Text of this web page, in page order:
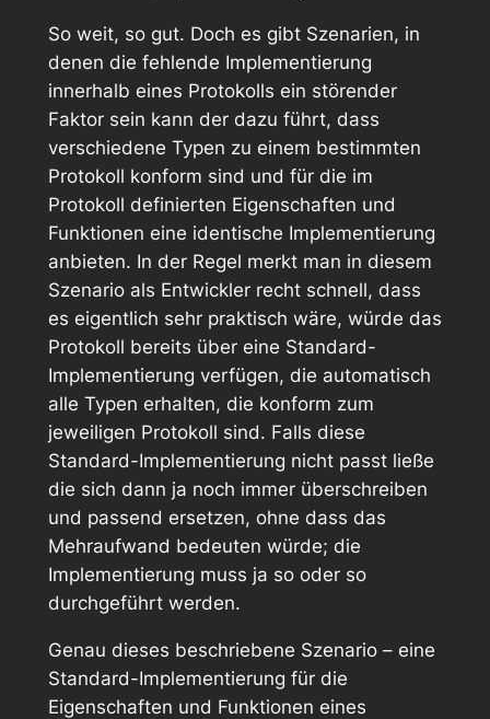
So weit, so gut. Doch es gibt Szenarien, in
denen die fehlende Implementierung
innerhalb eines Protokolls ein störender
Faktor sein kann der dazu führt, dass
verschiedene Typen zu einem bestimmten
Protokoll konform sind und für die im
Protokoll definierten Eigenschaften und
Funktionen eine identische Implementierung
anbieten. In der Regel merkt man in diesem
Szenario als Entwickler recht schnell, dass
es eigentlich sehr praktisch wäre, würde das
Protokoll bereits über eine Standard-
Implementierung verfügen, die automatisch
alle Typen erhalten, die konform zum
jeweiligen Protokoll sind. Falls diese
Standard-Implementierung nicht passt ließe
die sich dann ja noch immer überschreiben
und passend ersetzen, ohne dass das
Mehraufwand bedeuten würde; die
Implementierung muss ja so oder so
durchgeführt werden.
Genau dieses beschriebene Szenario – eine
Standard-Implementierung für die
Eigenschaften und Funktionen eines